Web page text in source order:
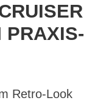
PRAXIS-
Retro-Look